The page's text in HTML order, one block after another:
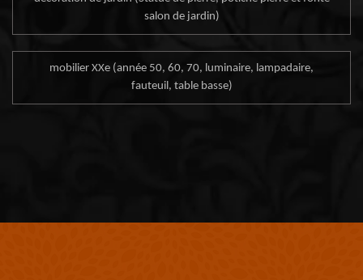
salon de jardin)
mobilier XXe (année 50, 60, 70, luminaire, lampadaire,
fauteuil, table basse)